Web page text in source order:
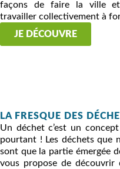
façons de faire la ville et
travailler collectivement à
JE DÉCOUVRE
LA FRESQUE DES
Un déchet c’est un
pourtant ! Les déchets que
sont que la partie émergée
vous propose de découvrir